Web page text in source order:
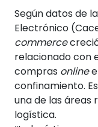
Según datos de
Electrónico
commercecreció
relacionado con
compras online
confinamiento.
una de las áreas
logística.